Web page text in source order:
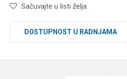
Sačuvajte u listi želja
DOSTUPNOST U RADNJAMA